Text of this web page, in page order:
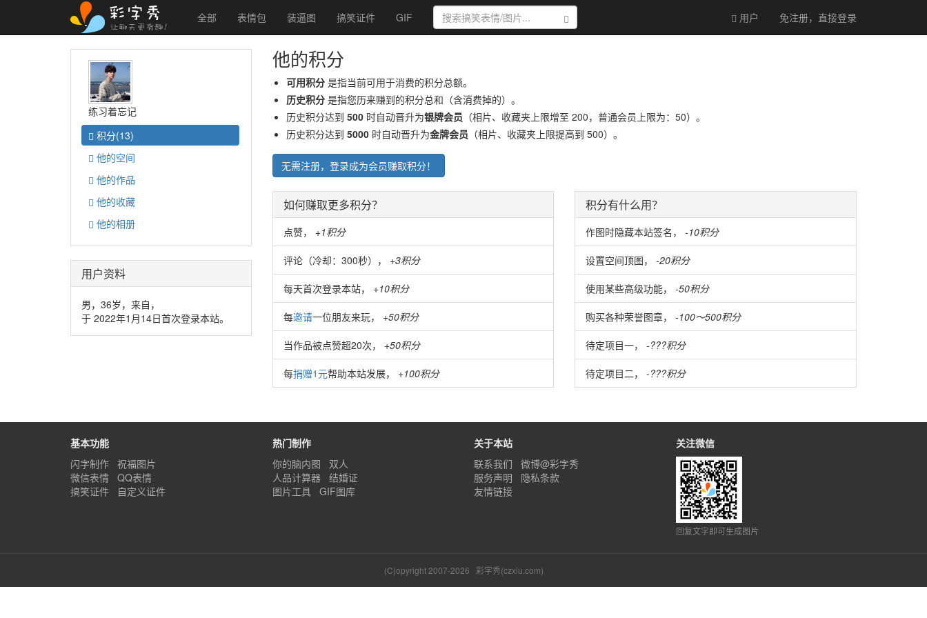
全部 表情包 装逼图 搞笑证件 GIF 搜索 用户 免注册，直接登录
练习着忘记
积分(13)
他的空间
他的作品
他的收藏
他的相册
用户资料
男，36岁，来自，
于 2022年1月14日首次登录本站。
他的积分
可用积分是指当前可用于消费的积分总额。
历史积分是指您历来赚到的积分总和（含消费掉的）。
历史积分达到 500时自动晋升为银牌会员 （相片、收藏夹上限增至 200，普通会员上限为：50）。
历史积分达到 5000时自动晋升为金牌会员 （相片、收藏夹上限提高到 500）。
无需注册，登录成为会员赚取积分！
如何赚取更多积分？
点赞， +1积分
评论（冷却：300秒）， +3积分
每天首次登录本站， +10积分
每邀请一位朋友来玩， +50积分
当作品被点赞超20次， +50积分
每捐赠1元帮助本站发展， +100积分
积分有什么用？
作图时隐藏本站签名，-10积分
设置空间顶图，-20积分
使用某些高级功能，-50积分
购买各种荣誉图章，-100～500积分
待定项目一，-???积分
待定项目二，-???积分
基本功能
闪字制作
祝福图片
微信表情
QQ表情
搞笑证件
自定义证件
热门制作
你的脑内图
双人
人品计算器
结婚证
图片工具
GIF图库
关注微信
回复文字即可生成图片
关于本站
联系我们
微博@彩字秀
服务声明
隐私条款
友情链接
(C)opyright 2007-2026 彩字秀(czxiu.com)